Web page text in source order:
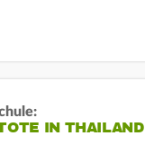
IN THAILAND